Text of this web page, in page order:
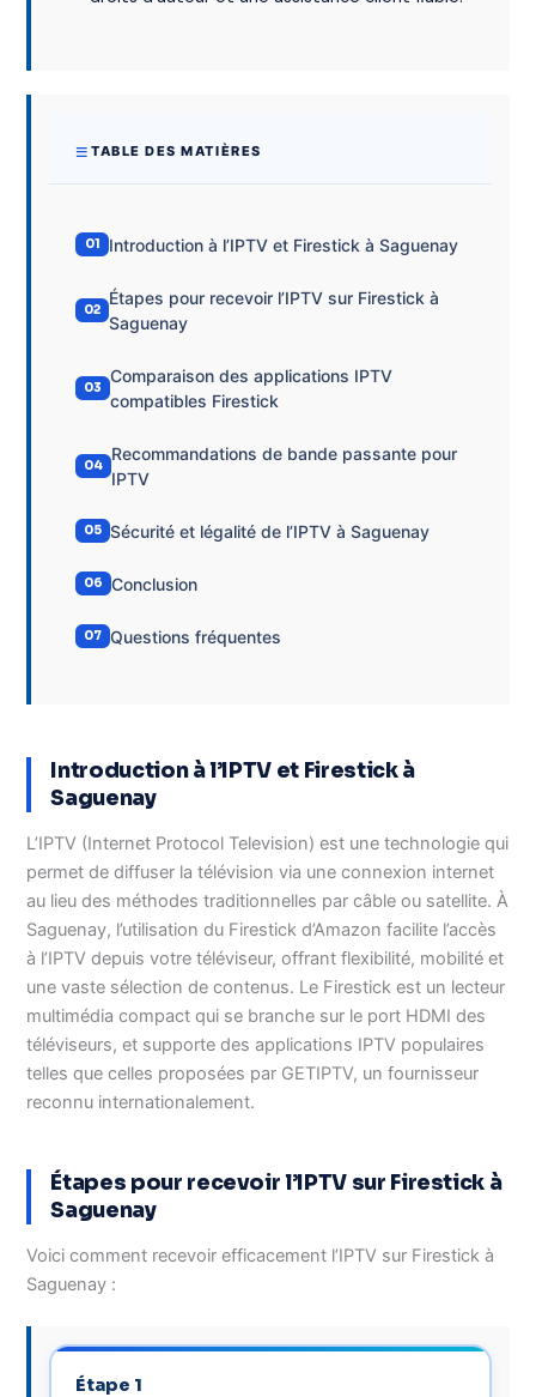
TABLE DES MATIÈRES
Introduction à l’IPTV et Firestick à Saguenay
Étapes pour recevoir l’IPTV sur Firestick à
Saguenay
Comparaison des applications IPTV
compatibles Firestick
Recommandations de bande passante pour
IPTV
Sécurité et légalité de l’IPTV à Saguenay
Conclusion
Questions fréquentes
Introduction à l’IPTV et Firestick à
Saguenay
L’IPTV (Internet Protocol Television) est une technologie qui
permet de diffuser la télévision via une connexion internet
au lieu des méthodes traditionnelles par câble ou satellite. À
Saguenay, l’utilisation du Firestick d’Amazon facilite l’accès
à l’IPTV depuis votre téléviseur, offrant flexibilité, mobilité et
une vaste sélection de contenus. Le Firestick est un lecteur
multimédia compact qui se branche sur le port HDMI des
téléviseurs, et supporte des applications IPTV populaires
telles que celles proposées par GETIPTV, un fournisseur
reconnu internationalement.
Étapes pour recevoir l’IPTV sur Firestick à
Saguenay
Voici comment recevoir efficacement l’IPTV sur Firestick à
Saguenay :
Étape 1